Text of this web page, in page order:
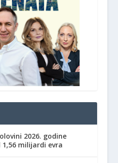
2026. godine
milijardi evra